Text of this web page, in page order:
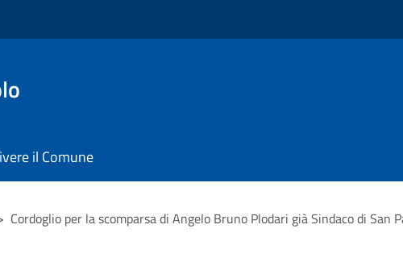
il Comune
Cordoglio per la scomparsa di Angelo Bruno Plodari già Sindaco di San